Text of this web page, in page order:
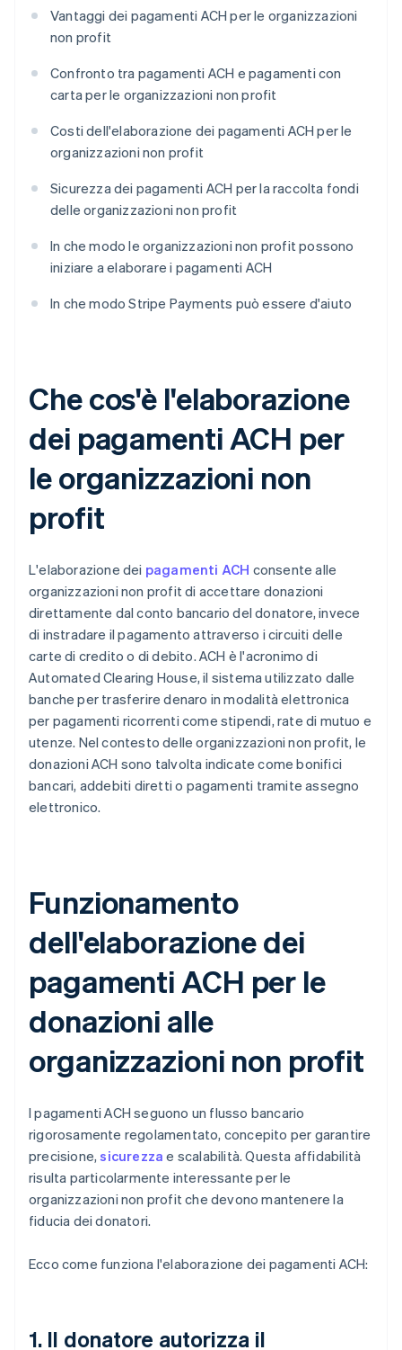
Vantaggi dei pagamenti ACH per le organizzazioni
non profit
Confronto tra pagamenti ACH e pagamenti con
carta per le organizzazioni non profit
Costi dell'elaborazione dei pagamenti ACH per le
organizzazioni non profit
Sicurezza dei pagamenti ACH per la raccolta fondi
delle organizzazioni non profit
In che modo le organizzazioni non profit possono
iniziare a elaborare i pagamenti ACH
In che modo Stripe Payments può essere d'aiuto
Che cos'è l'elaborazione
dei pagamenti ACH per
le organizzazioni non
profit
L'elaborazione dei pagamenti ACH consente alle
organizzazioni non profit di accettare donazioni
direttamente dal conto bancario del donatore, invece
di instradare il pagamento attraverso i circuiti delle
carte di credito o di debito. ACH è l'acronimo di
Automated Clearing House, il sistema utilizzato dalle
banche per trasferire denaro in modalità elettronica
per pagamenti ricorrenti come stipendi, rate di mutuo e
utenze. Nel contesto delle organizzazioni non profit, le
donazioni ACH sono talvolta indicate come bonifici
bancari, addebiti diretti o pagamenti tramite assegno
elettronico.
Funzionamento
dell'elaborazione dei
pagamenti ACH per le
donazioni alle
organizzazioni non profit
I pagamenti ACH seguono un flusso bancario
rigorosamente regolamentato, concepito per garantire
precisione,sicurezza e scalabilità. Questa affidabilità
risulta particolarmente interessante per le
organizzazioni non profit che devono mantenere la
fiducia dei donatori.
Ecco come funziona l'elaborazione dei pagamenti ACH:
1. Il donatore autorizza il